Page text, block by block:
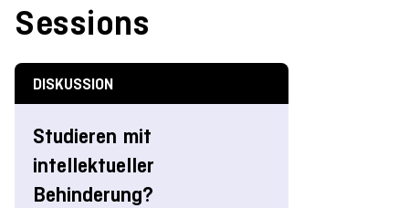
Sessions
DISKUSSION
Studieren mit
intellektueller
Behinderung?